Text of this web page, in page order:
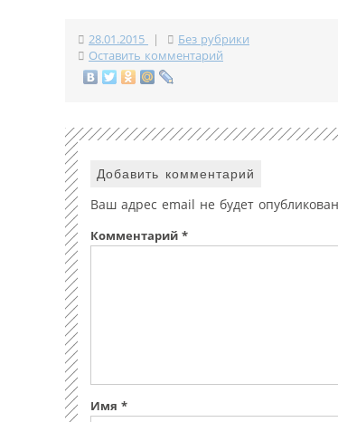
28.01.2015 |
Без рубрики
Оставить комментарий
Добавить комментарий
Ваш адрес email не будет
Комментарий *
Имя *